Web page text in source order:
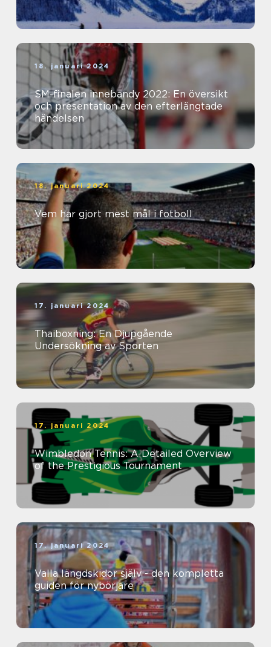
18. januari 2024
SM-finalen innebandy 2022: En översikt
och presentation av den efterlängtade
händelsen
18. januari 2024
Vem har gjort mest mål i fotboll
17. januari 2024
Thaiboxning: En Djupgående
Undersökning av Sporten
17. januari 2024
Wimbledon Tennis: A Detailed Overview
of the Prestigious Tournament
17. januari 2024
Valla längdskidor själv - den kompletta
guiden för nybörjare